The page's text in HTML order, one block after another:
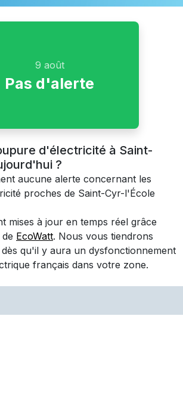
9 août
Pas d'alerte
d'électricité à Saint-
?
aucune alerte concernant les
proches de Saint-Cyr-l'École
mises à jour en temps réel grâce
EcoWatt. Nous vous tiendrons
qu'il y aura un dysfonctionnement
français dans votre zone.